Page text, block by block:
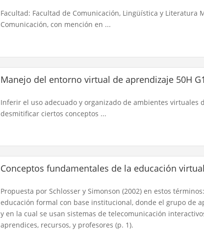
Facultad: Facultad de Comunicación, Lingüística y Literatura
Comunicación, con mención en ...
Manejo del entorno virtual de aprendizaje 50H
Inferir el uso adecuado y organizado de ambientes virtuales
desmitificar ciertos conceptos ...
Conceptos fundamentales de la educación virtual
Propuesta por Schlosser y Simonson (2002) en estos
educación formal con base institucional, donde el grupo de
y en la cual se usan sistemas de telecomunicación
aprendices, recursos, y profesores (p. 1).